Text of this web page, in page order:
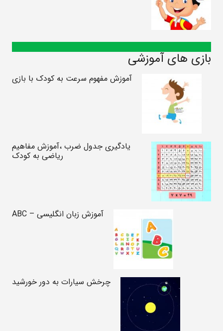
بازی های آموزشی
آموزش مفهوم سرعت به کودک با بازی
یادگیری جدول ضرب ،آموزش مفاهیم
ریاضی به کودک
آموزش زبان انگلیسی – ABC
چرخش سیارات به دور خورشید